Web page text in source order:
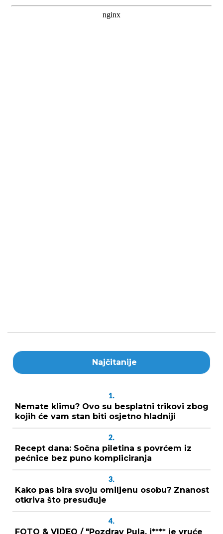
Najčitanije
1.
Nemate klimu? Ovo su besplatni trikovi zbog
kojih će vam stan biti osjetno hladniji
2.
Recept dana: Sočna piletina s povrćem iz
pećnice bez puno kompliciranja
3.
Kako pas bira svoju omiljenu osobu? Znanost
otkriva što presuđuje
4.
FOTO & VIDEO / "Pozdrav Pula, j**** je vruće